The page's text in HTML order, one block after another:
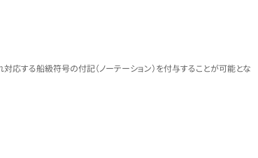
する船級符号の付記（ノーテーション）を付与することが可能とな